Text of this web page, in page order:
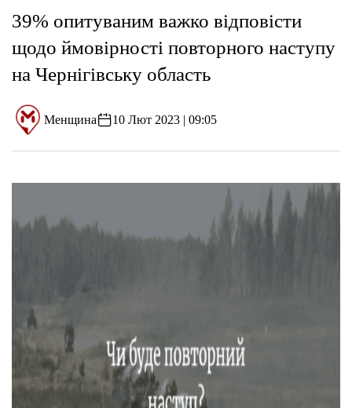
39% опитуваним важко відповісти
щодо ймовірності повторного наступу
на Чернігівську область
Менщина 10 Лют 2023 | 09:05